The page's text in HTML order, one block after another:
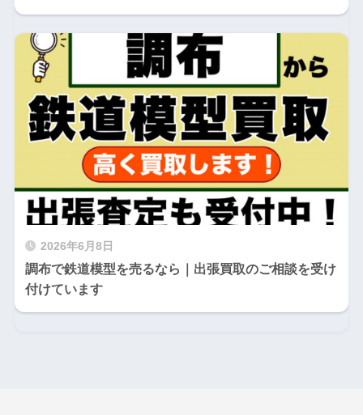
2026年6月8日
調布で鉄道模型を売るなら｜出張買取のご相談を受け
付けています